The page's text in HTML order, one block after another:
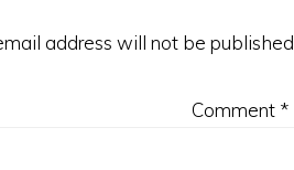
address will not be published.
Comment *